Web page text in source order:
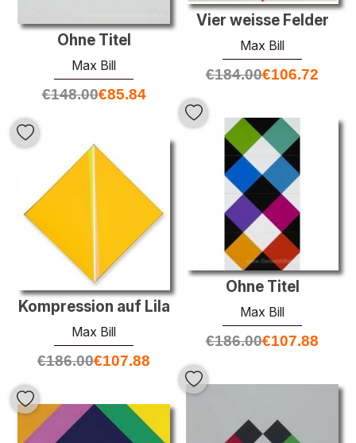
Vier weisse Felder
Max Bill
€184.00€106.72
Ohne Titel
Max Bill
€148.00€85.84
Ohne Titel
Max Bill
€186.00€107.88
Kompression auf Lila
Max Bill
€186.00€107.88